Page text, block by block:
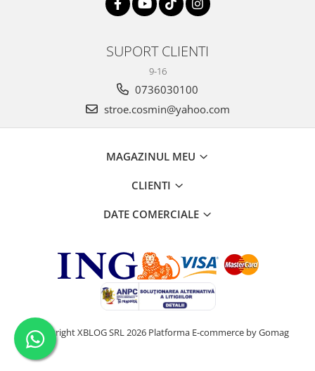
SUPORT CLIENTI
9-16
0736030100
stroe.cosmin@yahoo.com
MAGAZINUL MEU
CLIENTI
DATE COMERCIALE
©Copyright XBLOG SRL 2026 Platforma E-commerce by Gomag